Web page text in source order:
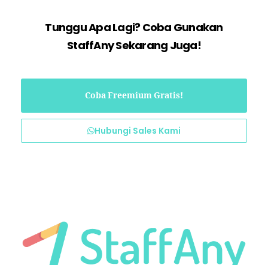
Tunggu Apa Lagi? Coba Gunakan
StaffAny Sekarang Juga!
Coba Freemium Gratis!
Hubungi Sales Kami